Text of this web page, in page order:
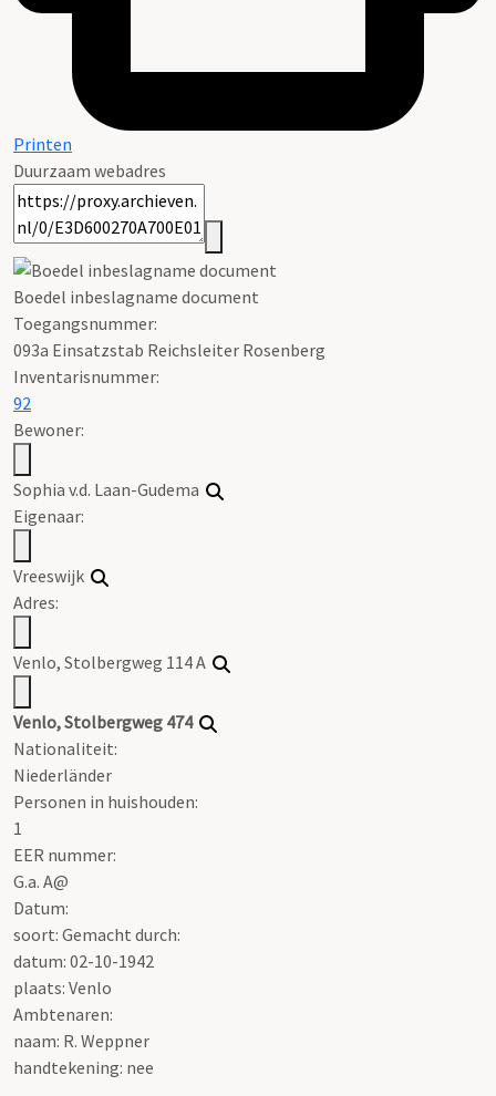
Printen
Duurzaam webadres
Boedel inbeslagname document
Toegangsnummer:
093a Einsatzstab Reichsleiter Rosenberg
Inventarisnummer:
92
Bewoner:
Sophia v.d. Laan-Gudema
Eigenaar:
Vreeswijk
Adres:
Venlo, Stolbergweg 114 A
Venlo, Stolbergweg 474
Nationaliteit:
Niederländer
Personen in huishouden:
1
EER nummer:
G.a. A@
Datum:
soort: Gemacht durch:
datum: 02-10-1942
plaats: Venlo
Ambtenaren:
naam: R. Weppner
handtekening: nee